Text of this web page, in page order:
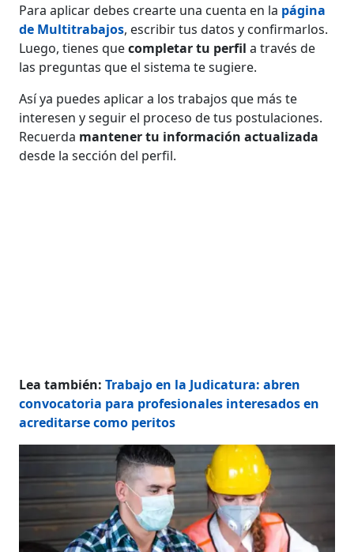
Para aplicar debes crearte una cuenta en la página
de Multitrabajos, escribir tus datos y confirmarlos.
Luego, tienes quecompletar tu perfil a través de
las preguntas que el sistema te sugiere.
Así ya puedes aplicar a los trabajos que más te
interesen y seguir el proceso de tus postulaciones.
Recuerda mantener tu información actualizada
desde la sección del perfil.
Lea también:Trabajo en la Judicatura: abren
convocatoria para profesionales interesados en
acreditarse como peritos